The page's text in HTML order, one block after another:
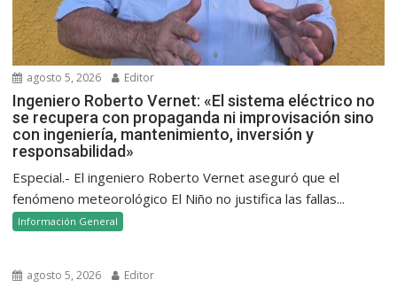
agosto 5, 2026 Editor
Ingeniero Roberto Vernet: «El sistema eléctrico no
se recupera con propaganda ni improvisación sino
con ingeniería, mantenimiento, inversión y
responsabilidad»
Especial.- El ingeniero Roberto Vernet aseguró que el
fenómeno meteorológico El Niño no justifica las fallas...
Información General
agosto 5, 2026 Editor